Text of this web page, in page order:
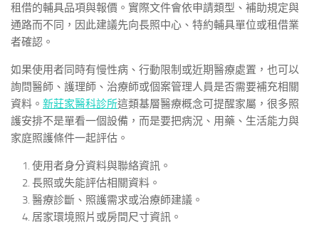
租借的輔具品項與報價。實際文件會依申請類型、補助規定與
通路而不同，因此建議先向長照中心、特約輔具單位或租借業
者確認。
如果使用者同時有慢性病、行動限制或近期醫療處置，也可以
詢問醫師、護理師、治療師或個案管理人員是否需要補充相關
資料。 新莊家醫科診所這類基層醫療概念可提醒家屬，很多照
護安排不是單看一個設備，而是要把病況、用藥、生活能力與
家庭照護條件一起評估。
使用者身分資料與聯絡資訊。
長照或失能評估相關資料。
醫療診斷、照護需求或治療師建議。
居家環境照片或房間尺寸資訊。